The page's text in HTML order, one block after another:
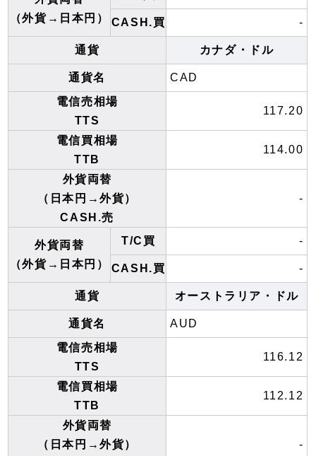
（外貨→日本円）
CASH.買 -
通貨 カナダ・ドル
通貨名
CAD
電信売相場
TTS
117.20
電信買相場
TTB
114.00
外貨両替
（日本円→外貨）
CASH.売
-
外貨両替
（外貨→日本円）
T/C買 -
CASH.買 -
通貨 オーストラリア・ドル
通貨名
AUD
電信売相場
TTS
116.12
電信買相場
TTB
112.12
外貨両替
（日本円→外貨）
-